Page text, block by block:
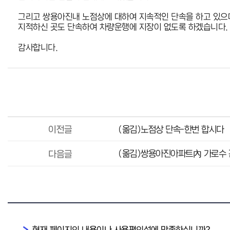
그리고 쌍용아진내 노점상에 대하여 지속적인 단속을 하고 있으
지적하신 곳도 단속하여 차량운행에 지장이 없도록 하겠습니다.
감사합니다.
이전글 (옮김)노점상 단속-한번 합시다
다음글 (옮김)쌍용아진아파트內 가로수